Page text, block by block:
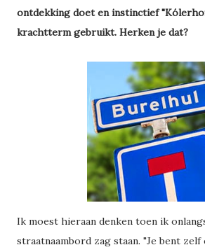
ontdekking doet en instinctief
krachtterm gebruikt. Herken je dat?
Ik moest hieraan denken toen ik
straatnaambord zag staan. "Je bent zelf